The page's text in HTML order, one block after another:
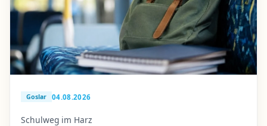
Goslar 04.08.2026
Schulweg im Harz